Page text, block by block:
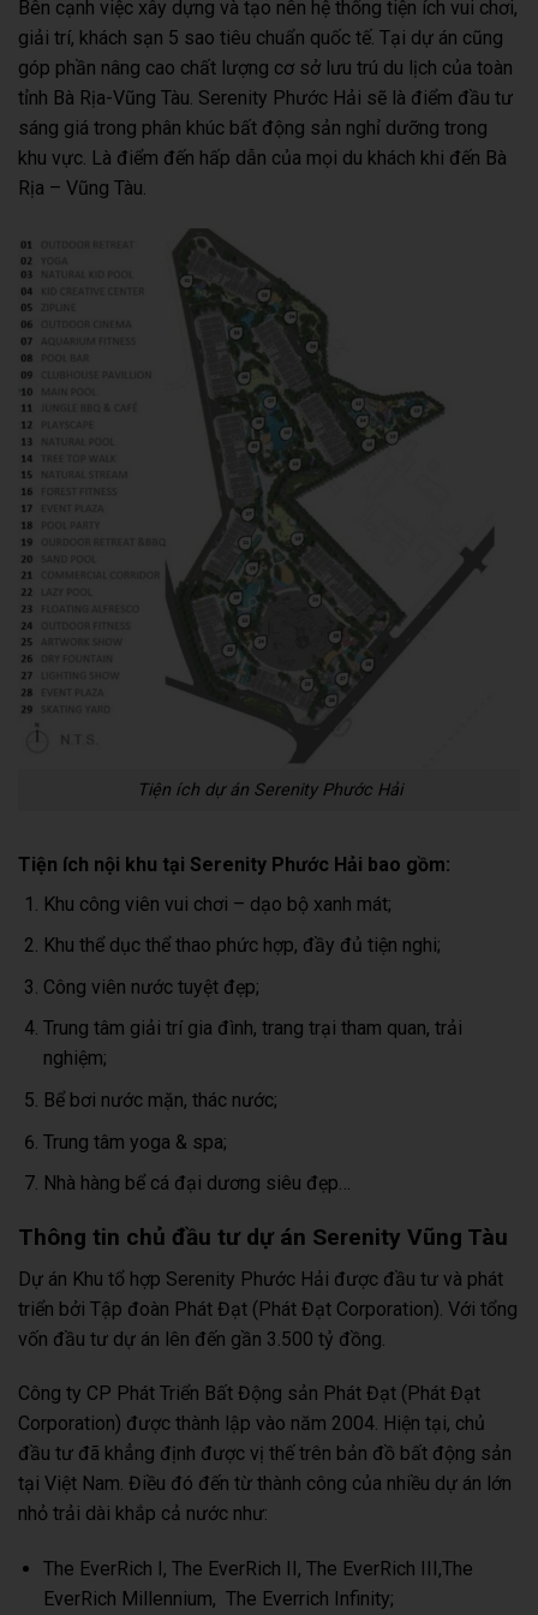
Bên cạnh việc xây dựng và tạo nên hệ thống tiện ích vui chơi,
giải trí, khách sạn 5 sao tiêu chuẩn quốc tế. Tại dự án cũng
góp phần nâng cao chất lượng cơ sở lưu trú du lịch của toàn
tỉnh Bà Rịa-Vũng Tàu. Serenity Phước Hải sẽ là điểm đầu tư
sáng giá trong phân khúc bất động sản nghỉ dưỡng trong
khu vực. Là điểm đến hấp dẫn của mọi du khách khi đến Bà
Rịa – Vũng Tàu.
Tiện ích dự án Serenity Phước Hải
Tiện ích nội khu tại Serenity Phước Hải bao gồm:
Khu công viên vui chơi – dạo bộ xanh mát;
Khu thể dục thể thao phức hợp, đầy đủ tiện nghi;
Công viên nước tuyệt đẹp;
Trung tâm giải trí gia đình, trang trại tham quan, trải
nghiệm;
Bể bơi nước mặn, thác nước;
Trung tâm yoga & spa;
Nhà hàng bể cá đại dương siêu đẹp…
Thông tin chủ đầu tư dự án Serenity Vũng Tàu
Dự án Khu tổ hợp Serenity Phước Hải được đầu tư và phát
triển bởi Tập đoàn Phát Đạt (Phát Đạt Corporation). Với tổng
vốn đầu tư dự án lên đến gần 3.500 tỷ đồng.
Công ty CP Phát Triển Bất Động sản Phát Đạt (Phát Đạt
Corporation) được thành lập vào năm 2004. Hiện tại, chủ
đầu tư đã khẳng định được vị thế trên bản đồ bất động sản
tại Việt Nam. Điều đó đến từ thành công của nhiều dự án lớn
nhỏ trải dài khắp cả nước như:
The EverRich I, The EverRich II, The EverRich III,The
EverRich Millennium, The Everrich Infinity;